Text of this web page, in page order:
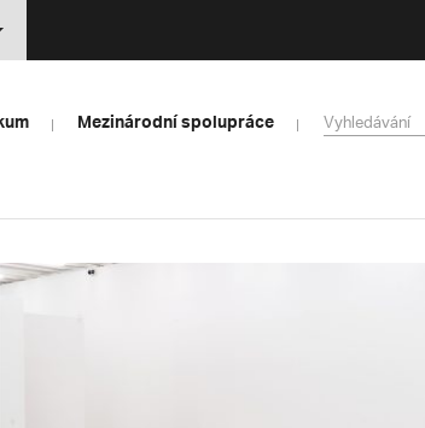
Mezinárodní spolupráce